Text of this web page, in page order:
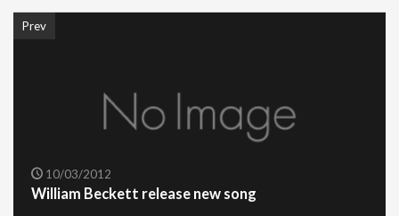
Prev
10/03/2012
William Beckett release new song